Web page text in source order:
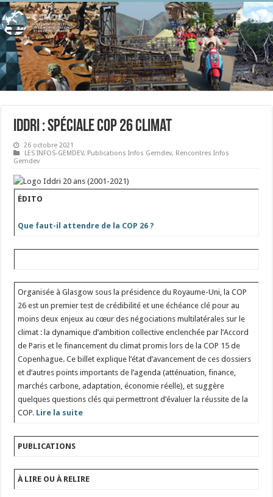
IDDRI : Spéciale COP 26 Climat
26 octobre 2021
LES INFOS-GEMDEV, Publications Infos Gemdev, Rencontres Infos
Gemdev
ÉDITO
Que faut-il attendre de la COP 26 ?
Organisée à Glasgow sous la présidence du Royaume-Uni, la COP
26 est un premier test de crédibilité et une échéance clé pour au
moins deux enjeux au cœur des négociations multilatérales sur le
climat : la dynamique d’ambition collective enclenchée par l’Accord
de Paris et le financement du climat promis lors de la COP 15 de
Copenhague. Ce billet explique l’état d’avancement de ces dossiers
et d’autres points importants de l’agenda (atténuation, finance,
marchés carbone, adaptation, économie réelle), et suggère
quelques questions clés qui permettront d’évaluer la réussite de la
COP. Lire la suite
PUBLICATIONS
À LIRE OU À RELIRE